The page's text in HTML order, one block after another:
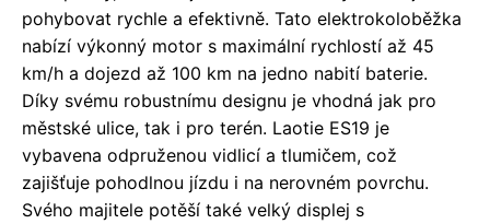
pohybovat rychle a efektivně. Tato elektrokoloběžka
nabízí výkonný motor s maximální rychlostí až 45
km/h a dojezd až 100 km na jedno nabití baterie.
Díky svému robustnímu designu je vhodná jak pro
městské ulice, tak i pro terén. Laotie ES19 je
vybavena odpruženou vidlicí a tlumičem, což
zajišťuje pohodlnou jízdu i na nerovném povrchu.
Svého majitele potěší také velký displej s